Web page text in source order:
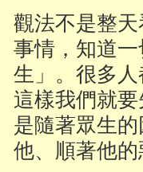
觀法不是整
事情，知道
生」。很多
這樣我們就
是隨著眾生
他、順著他